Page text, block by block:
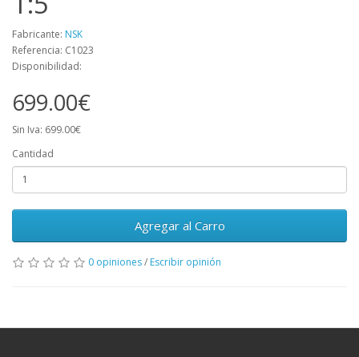
Fabricante: NSK
Referencia: C1023
Disponibilidad:
699.00€
Sin Iva: 699.00€
Cantidad
Agregar al Carro
0 opiniones/ Escribir opinión